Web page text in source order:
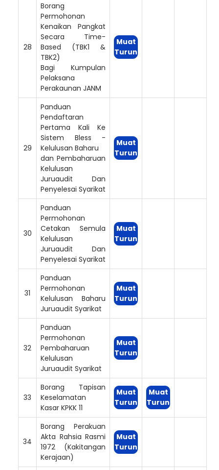
28
Borang
Permohonan
Kenaikan Pangkat
Secara Time-
Based (TBK1 &
TBK2)
Bagi Kumpulan
Pelaksana
Perakaunan JANM
Muat
Turun
29
Panduan
Pendaftaran
Pertama Kali Ke
Sistem Bless -
Kelulusan Baharu
dan Pembaharuan
Kelulusan
Juruaudit Dan
Penyelesai Syarikat
Muat
Turun
30
Panduan
Permohonan
Cetakan Semula
Kelulusan
Juruaudit Dan
Penyelesai Syarikat
Muat
Turun
31
Panduan
Permohonan
Kelulusan Baharu
Juruaudit Syarikat
Muat
Turun
32
Panduan
Permohonan
Pembaharuan
Kelulusan
Juruaudit Syarikat
Muat
Turun
33
Borang Tapisan
Keselamatan
Kasar KPKK 11
Muat
Turun
Muat
Turun
34
Borang Perakuan
Akta Rahsia Rasmi
1972 (Kakitangan
Kerajaan)
Muat
Turun